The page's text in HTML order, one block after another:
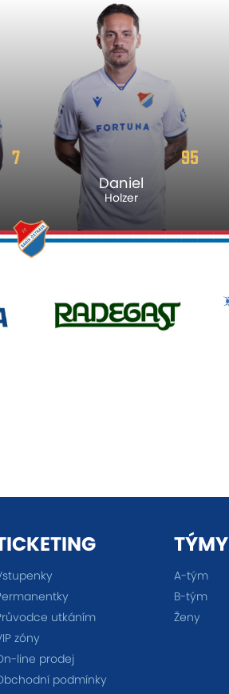
7 95
Daniel
Holzer
utkáním
zóny
line prodej
podmínky
TÝMY
A-tým
B-tým
Ženy